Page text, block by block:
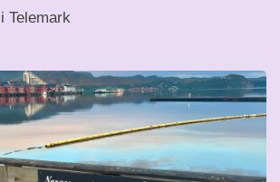
Telemark